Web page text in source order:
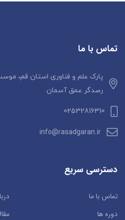
تماس با ما
پارک علم و فناوری استان قم،
رصدگر عمق آسمان
02532816310
info@rasadgaran.ir
دسترسی سریع
تماس با ما
دوره ها